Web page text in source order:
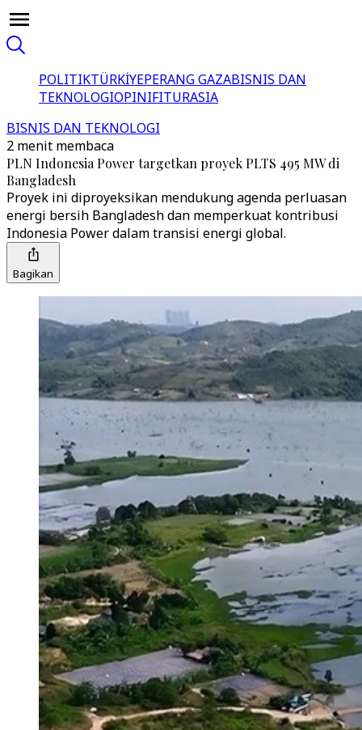
POLITIKTÜRKİYEPERANG GAZABISNIS DAN
TEKNOLOGIOPINIFITURASIA
BISNIS DAN TEKNOLOGI
2 menit membaca
PLN Indonesia Power targetkan proyek PLTS 495 MW di
Bangladesh
Proyek ini diproyeksikan mendukung agenda perluasan
energi bersih Bangladesh dan memperkuat kontribusi
Indonesia Power dalam transisi energi global.
Bagikan